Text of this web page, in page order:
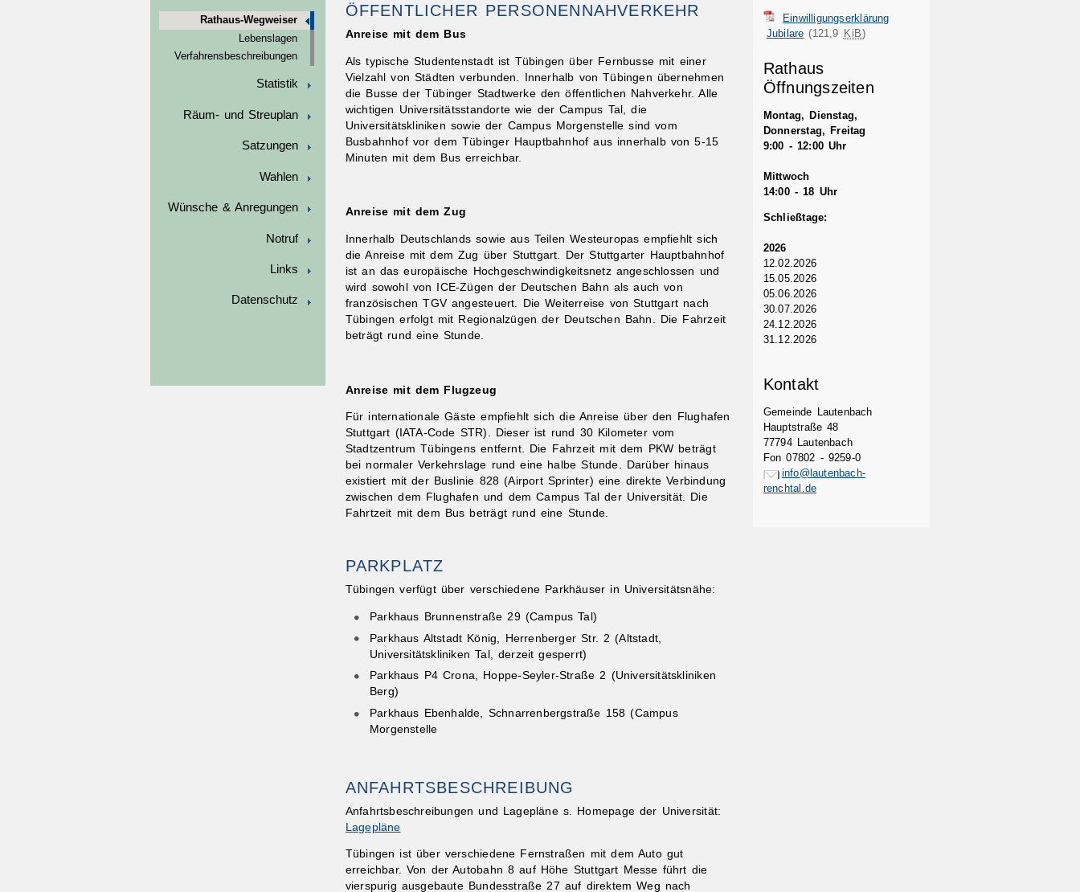
Rathaus-Wegweiser
Lebenslagen
Verfahrensbeschreibungen
Statistik
Räum- und Streuplan
Satzungen
Wahlen
Wünsche & Anregungen
Notruf
Links
Datenschutz
ÖFFENTLICHER PERSONENNAHVERKEHR
Anreise mit dem Bus
Als typische Studentenstadt ist Tübingen über Fernbusse mit einer
Vielzahl von Städten verbunden. Innerhalb von Tübingen übernehmen
die Busse der Tübinger Stadtwerke den öffentlichen Nahverkehr. Alle
wichtigen Universitätsstandorte wie der Campus Tal, die
Universitätskliniken sowie der Campus Morgenstelle sind vom
Busbahnhof vor dem Tübinger Hauptbahnhof aus innerhalb von 5-15
Minuten mit dem Bus erreichbar.
Anreise mit dem Zug
Innerhalb Deutschlands sowie aus Teilen Westeuropas empfiehlt sich
die Anreise mit dem Zug über Stuttgart. Der Stuttgarter Hauptbahnhof
ist an das europäische Hochgeschwindigkeitsnetz angeschlossen und
wird sowohl von ICE-Zügen der Deutschen Bahn als auch von
französischen TGV angesteuert. Die Weiterreise von Stuttgart nach
Tübingen erfolgt mit Regionalzügen der Deutschen Bahn. Die Fahrzeit
beträgt rund eine Stunde.
Anreise mit dem Flugzeug
Für internationale Gäste empfiehlt sich die Anreise über den Flughafen
Stuttgart (IATA-Code STR). Dieser ist rund 30 Kilometer vom
Stadtzentrum Tübingens entfernt. Die Fahrzeit mit dem PKW beträgt
bei normaler Verkehrslage rund eine halbe Stunde. Darüber hinaus
existiert mit der Buslinie 828 (Airport Sprinter) eine direkte Verbindung
zwischen dem Flughafen und dem Campus Tal der Universität. Die
Fahrtzeit mit dem Bus beträgt rund eine Stunde.
PARKPLATZ
Tübingen verfügt über verschiedene Parkhäuser in Universitätsnähe:
Parkhaus Brunnenstraße 29 (Campus Tal)
Parkhaus Altstadt König, Herrenberger Str. 2 (Altstadt,
Universitätskliniken Tal, derzeit gesperrt)
Parkhaus P4 Crona, Hoppe-Seyler-Straße 2 (Universitätskliniken
Berg)
Parkhaus Ebenhalde, Schnarrenbergstraße 158 (Campus
Morgenstelle
ANFAHRTSBESCHREIBUNG
Anfahrtsbeschreibungen und Lagepläne s. Homepage der Universität:
Lagepläne
Tübingen ist über verschiedene Fernstraßen mit dem Auto gut
erreichbar. Von der Autobahn 8 auf Höhe Stuttgart Messe führt die
vierspurig ausgebaute Bundesstraße 27 auf direktem Weg nach
Einwilligungserklärung
Jubilare (121,9 KiB)
Rathaus
Öffnungszeiten
Montag, Dienstag,
Donnerstag, Freitag
9:00 - 12:00 Uhr
Mittwoch
14:00 - 18 Uhr
Schließtage:
2026
12.02.2026
15.05.2026
05.06.2026
30.07.2026
24.12.2026
31.12.2026
Kontakt
Gemeinde Lautenbach
Hauptstraße 48
77794 Lautenbach
Fon 07802 - 9259-0
info@lautenbach-
renchtal.de